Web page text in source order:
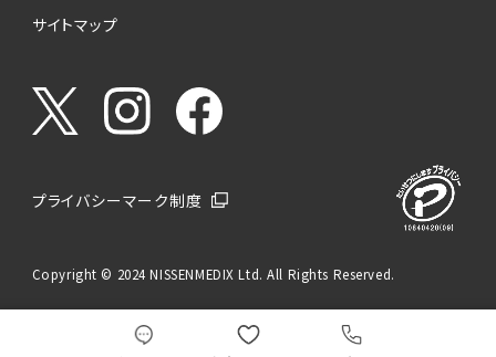
サイトマップ
プライバシーマーク制度
Copyright © 2024 NISSENMEDIX Ltd. All Rights Reserved.